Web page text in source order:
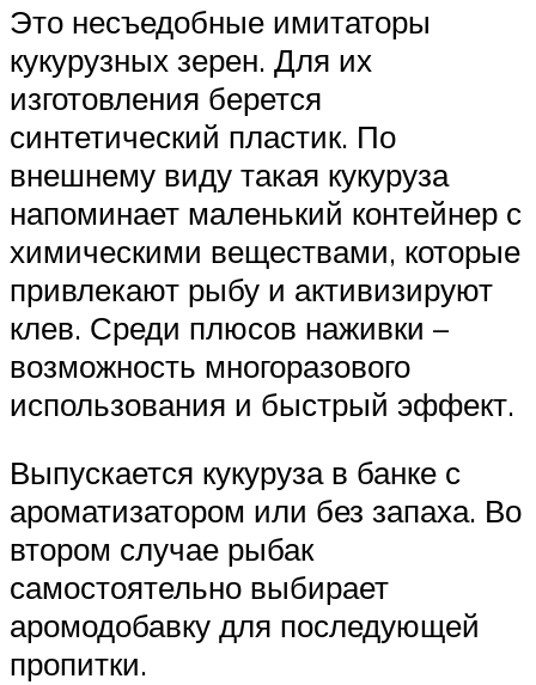
Это несъедобные имитаторы
кукурузных зерен. Для их
изготовления берется
синтетический пластик. По
внешнему виду такая кукуруза
напоминает маленький контейнер с
химическими веществами, которые
привлекают рыбу и активизируют
клев. Среди плюсов наживки –
возможность многоразового
использования и быстрый эффект.
Выпускается кукуруза в банке с
ароматизатором или без запаха. Во
втором случае рыбак
самостоятельно выбирает
аромодобавку для последующей
пропитки.